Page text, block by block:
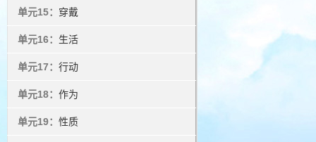
单元15： 穿戴
单元16： 生活
单元17： 行动
单元18： 作为
单元19： 性质